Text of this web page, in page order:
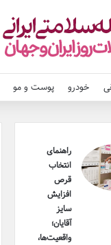
خودرو پوست و مو
راهنمای
انتخاب
قرص
افزایش
سایز
آقایان؛
واقعیت‌ها،